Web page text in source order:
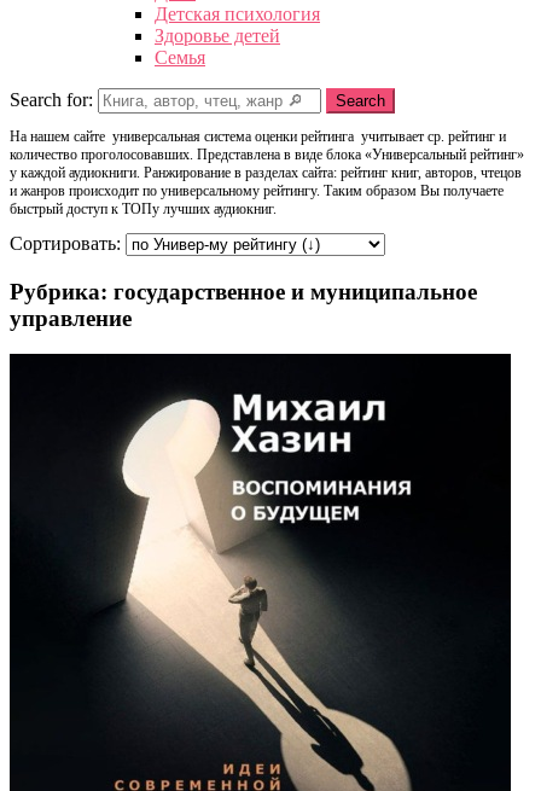
Детская психология
Здоровье детей
Семья
Search for: Search
На нашем сайте универсальная система оценки рейтинга учитывает ср. рейтинг и
количество проголосовавших. Представлена в виде блока «Универсальный рейтинг»
у каждой аудиокниги. Ранжирование в разделах сайта: рейтинг книг, авторов, чтецов
и жанров происходит по универсальному рейтингу. Таким образом Вы получаете
быстрый доступ к ТОПу лучших аудиокниг.
Сортировать:
Рубрика: государственное и муниципальное
управление